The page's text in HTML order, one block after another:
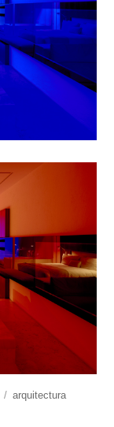
Etiquetas
arquitectura